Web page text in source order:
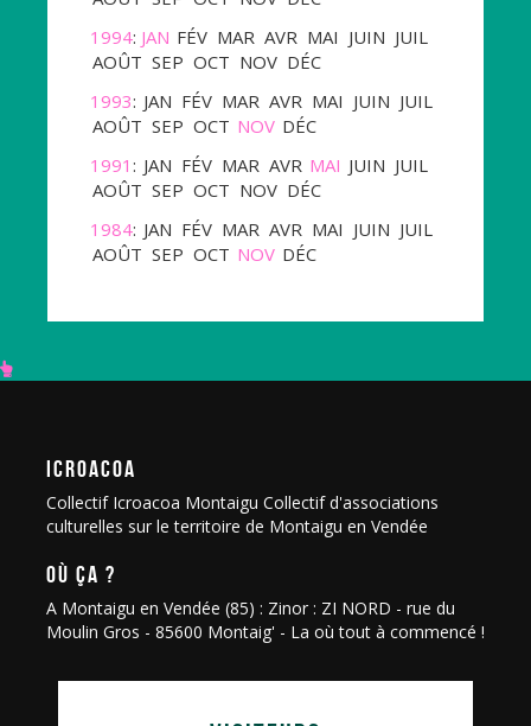
1994: JAN FÉV MAR AVR MAI JUIN JUIL
AOÛT SEP OCT NOV DÉC
1993: JAN FÉV MAR AVR MAI JUIN JUIL
AOÛT SEP OCT NOV DÉC
1991 : JAN FÉV MAR AVR MAI JUIN JUIL
AOÛT SEP OCT NOV DÉC
1984: JAN FÉV MAR AVR MAI JUIN JUIL
AOÛT SEP OCT NOV DÉC
ICROACOA
Collectif Icroacoa Montaigu Collectif d'associations
culturelles sur le territoire de Montaigu en Vendée
OÙ ÇA ?
A Montaigu en Vendée (85) : Zinor : ZI NORD - rue du
Moulin Gros - 85600 Montaig' - La où tout à commencé !